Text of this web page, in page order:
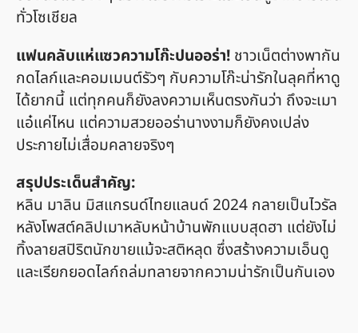
ทั่วโซเชียล
แฟนคลับแห่แซวความโก๊ะปนออร่า! ชาวเน็ตต่างพากัน
กดไลก์และคอมเมนต์รัวๆ กับความโก๊ะน่ารักในลุคที่หาดู
ได้ยากนี้ แต่ทุกคนก็ยังลงความเห็นตรงกันว่า ถึงจะเมา
แอ๋แค่ไหน แต่ความสวยออร่านางงามก็ยังคงเปล่ง
ประกายไม่เสื่อมคลายจริงๆ
สรุปประเด็นสำคัญ:
หลิน มาลิน มิสแกรนด์ไทยแลนด์ 2024 กลายเป็นไวรัล
หลังโพสต์คลิปเมาหลับหน้าบ้านพักแบบสุดฮา แต่ยังไม่
ทิ้งลายสปิริตนักขายแม้จะสติหลุด ซึ่งสร้างความเอ็นดู
และเรียกยอดไลก์ถล่มทลายจากความน่ารักเป็นกันเอง